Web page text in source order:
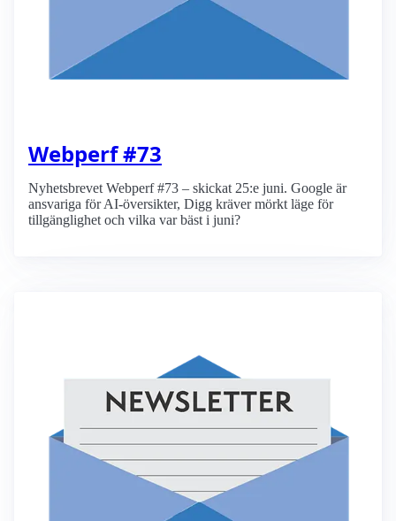
Webperf #73
Nyhetsbrevet Webperf #73 – skickat 25:e juni. Google är
ansvariga för AI-översikter, Digg kräver mörkt läge för
tillgänglighet och vilka var bäst i juni?